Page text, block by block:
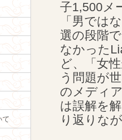
子1,500メ
「男では
選の段階
なかった
ど、「女
う問題が
のメディ
は誤解を
り返りな
て